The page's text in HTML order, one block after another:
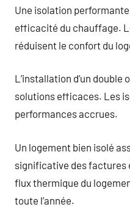
Une isolation
efficacité du chauffage.
réduisent le confort du
L’installation d’un
solutions efficaces. Les
performances accrues.
Un logement bien isolé
significative des factures
flux thermique du
toute l’année.